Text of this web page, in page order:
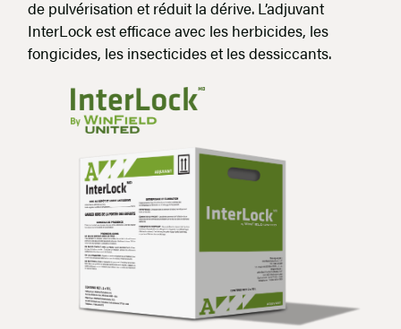
de pulvérisation et réduit la dérive. L’adjuvant
InterLock est efficace avec les herbicides, les
fongicides, les insecticides et les dessiccants.